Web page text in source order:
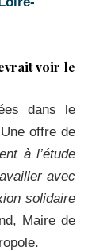
voir le
dans le
offre de
à l’étude
avec
solidaire
Maire de